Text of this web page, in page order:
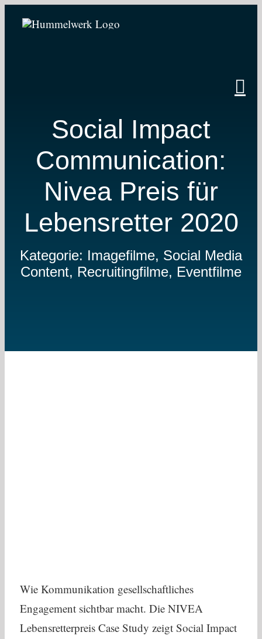
Social Impact
Communication:
Nivea Preis für
Lebensretter 2020
Kategorie: Imagefilme, Social Media
Content, Recruitingfilme, Eventfilme
Wie Kommunikation gesellschaftliches
Engagement sichtbar macht. Die NIVEA
Lebensretterpreis Case Study zeigt Social Impact